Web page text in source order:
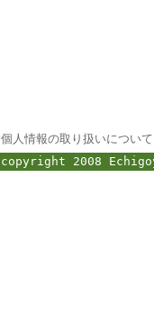
個人情報の取り扱いについて
copyright 2008